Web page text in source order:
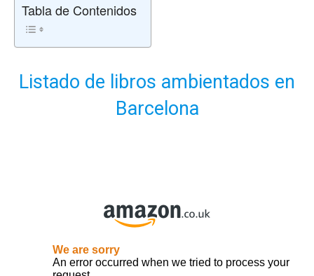
Tabla de Contenidos
Listado de libros ambientados en
Barcelona